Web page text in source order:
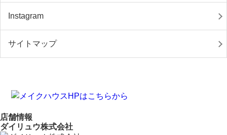
Instagram
サイトマップ
店舗情報
ダイリュウ株式会社